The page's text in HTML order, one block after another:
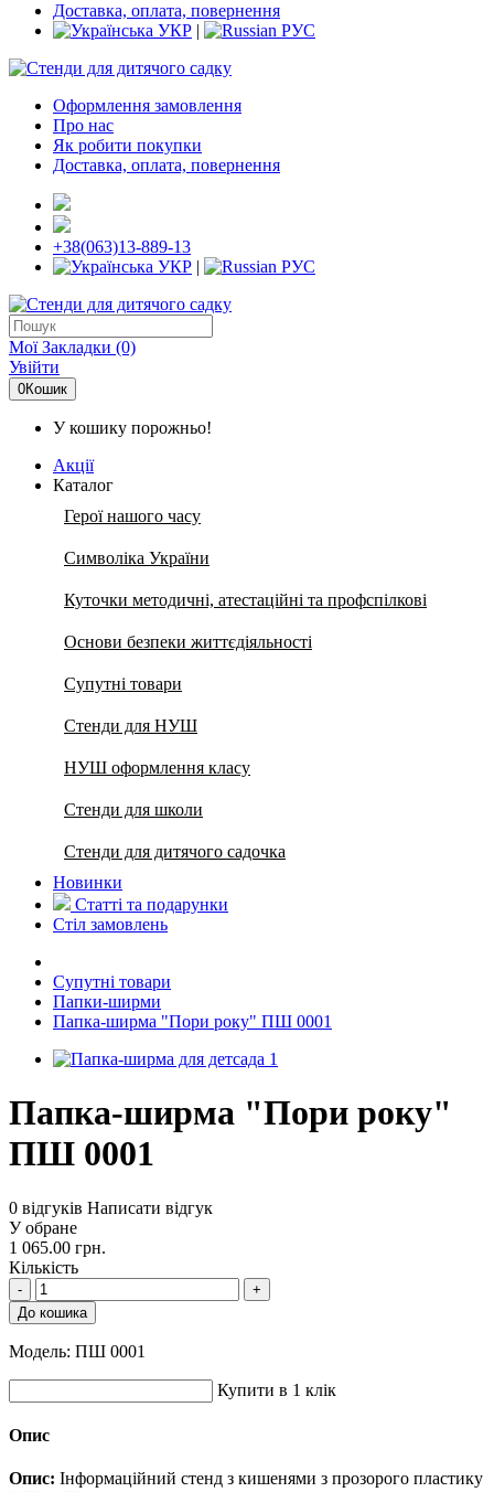
Доставка, оплата, повернення
УКР | РУС
Оформлення замовлення
Про нас
Як робити покупки
Доставка, оплата, повернення
+38(063)13-889-13
УКР | РУС
Мої Закладки (0)
Увійти
0Кошик
У кошику порожньо!
Акції
Каталог
Герої нашого часу
Символіка України
Куточки методичні, атестаційні та профспілкові
Основи безпеки життєдіяльності
Супутні товари
Стенди для НУШ
НУШ оформлення класу
Стенди для школи
Стенди для дитячого садочка
Новинки
Статті та подарунки
Стіл замовлень
Супутні товари
Папки-ширми
Папка-ширма "Пори року" ПШ 0001
Папка-ширма "Пори року"
ПШ 0001
0 відгуків Написати відгук
У обране
1 065.00 грн.
Кількість
-
+
До кошика
Модель: ПШ 0001
Купити в 1 клік
Опис
Опис: Інформаційний стенд з кишенями з прозорого пластику